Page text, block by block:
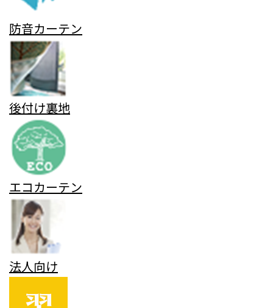
防音カーテン
後付け裏地
エコカーテン
法人向け